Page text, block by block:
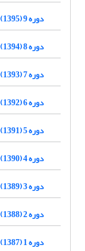
دوره 9 (1395)
دوره 8 (1394)
دوره 7 (1393)
دوره 6 (1392)
دوره 5 (1391)
دوره 4 (1390)
دوره 3 (1389)
دوره 2 (1388)
دوره 1 (1387)